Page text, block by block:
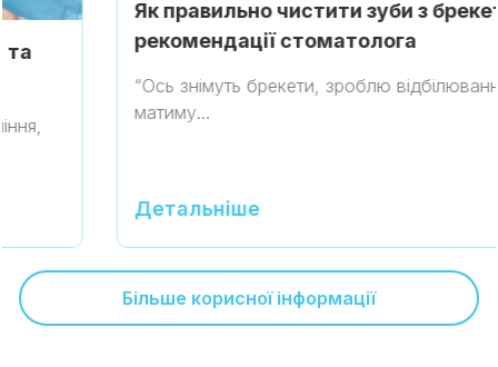
Як правильно чистити зуби з брекетами:
рекомендації стоматолога
“Ось знімуть брекети, зроблю відбілювання і
Детальніше
Більше корисної інформації